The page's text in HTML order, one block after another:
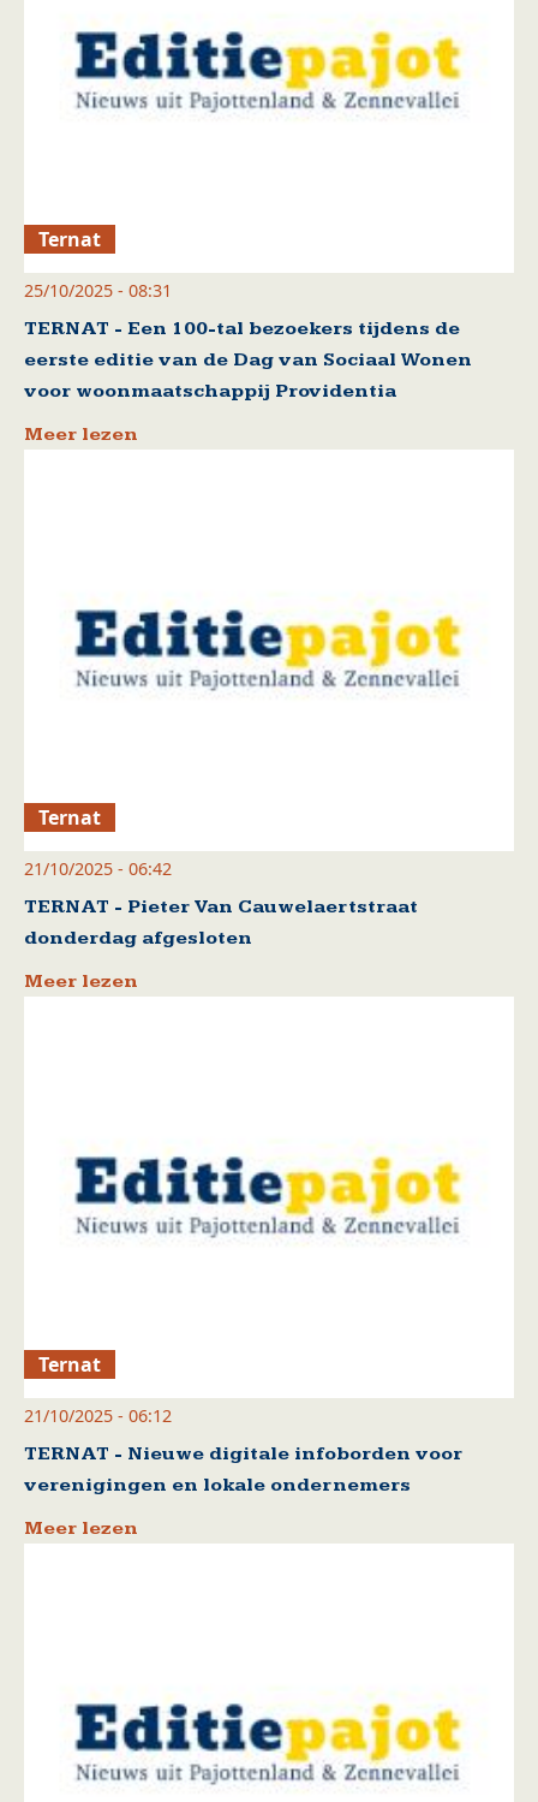
Ternat
25/10/2025 - 08:31
TERNAT - Een 100-tal bezoekers tijdens de
eerste editie van de Dag van Sociaal Wonen
voor woonmaatschappij Providentia
Meer lezen
Ternat
21/10/2025 - 06:42
TERNAT - Pieter Van Cauwelaertstraat
donderdag afgesloten
Meer lezen
Ternat
21/10/2025 - 06:12
TERNAT - Nieuwe digitale infoborden voor
verenigingen en lokale ondernemers
Meer lezen